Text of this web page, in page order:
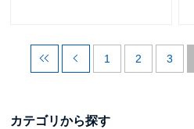
1 2 3
カテゴリから探す